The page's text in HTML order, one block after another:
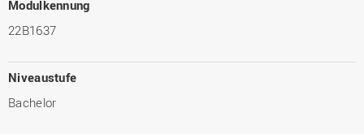
Modulkennung
22B1637
Niveaustufe
Bachelor